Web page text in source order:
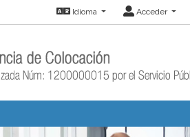
Idioma Acceder